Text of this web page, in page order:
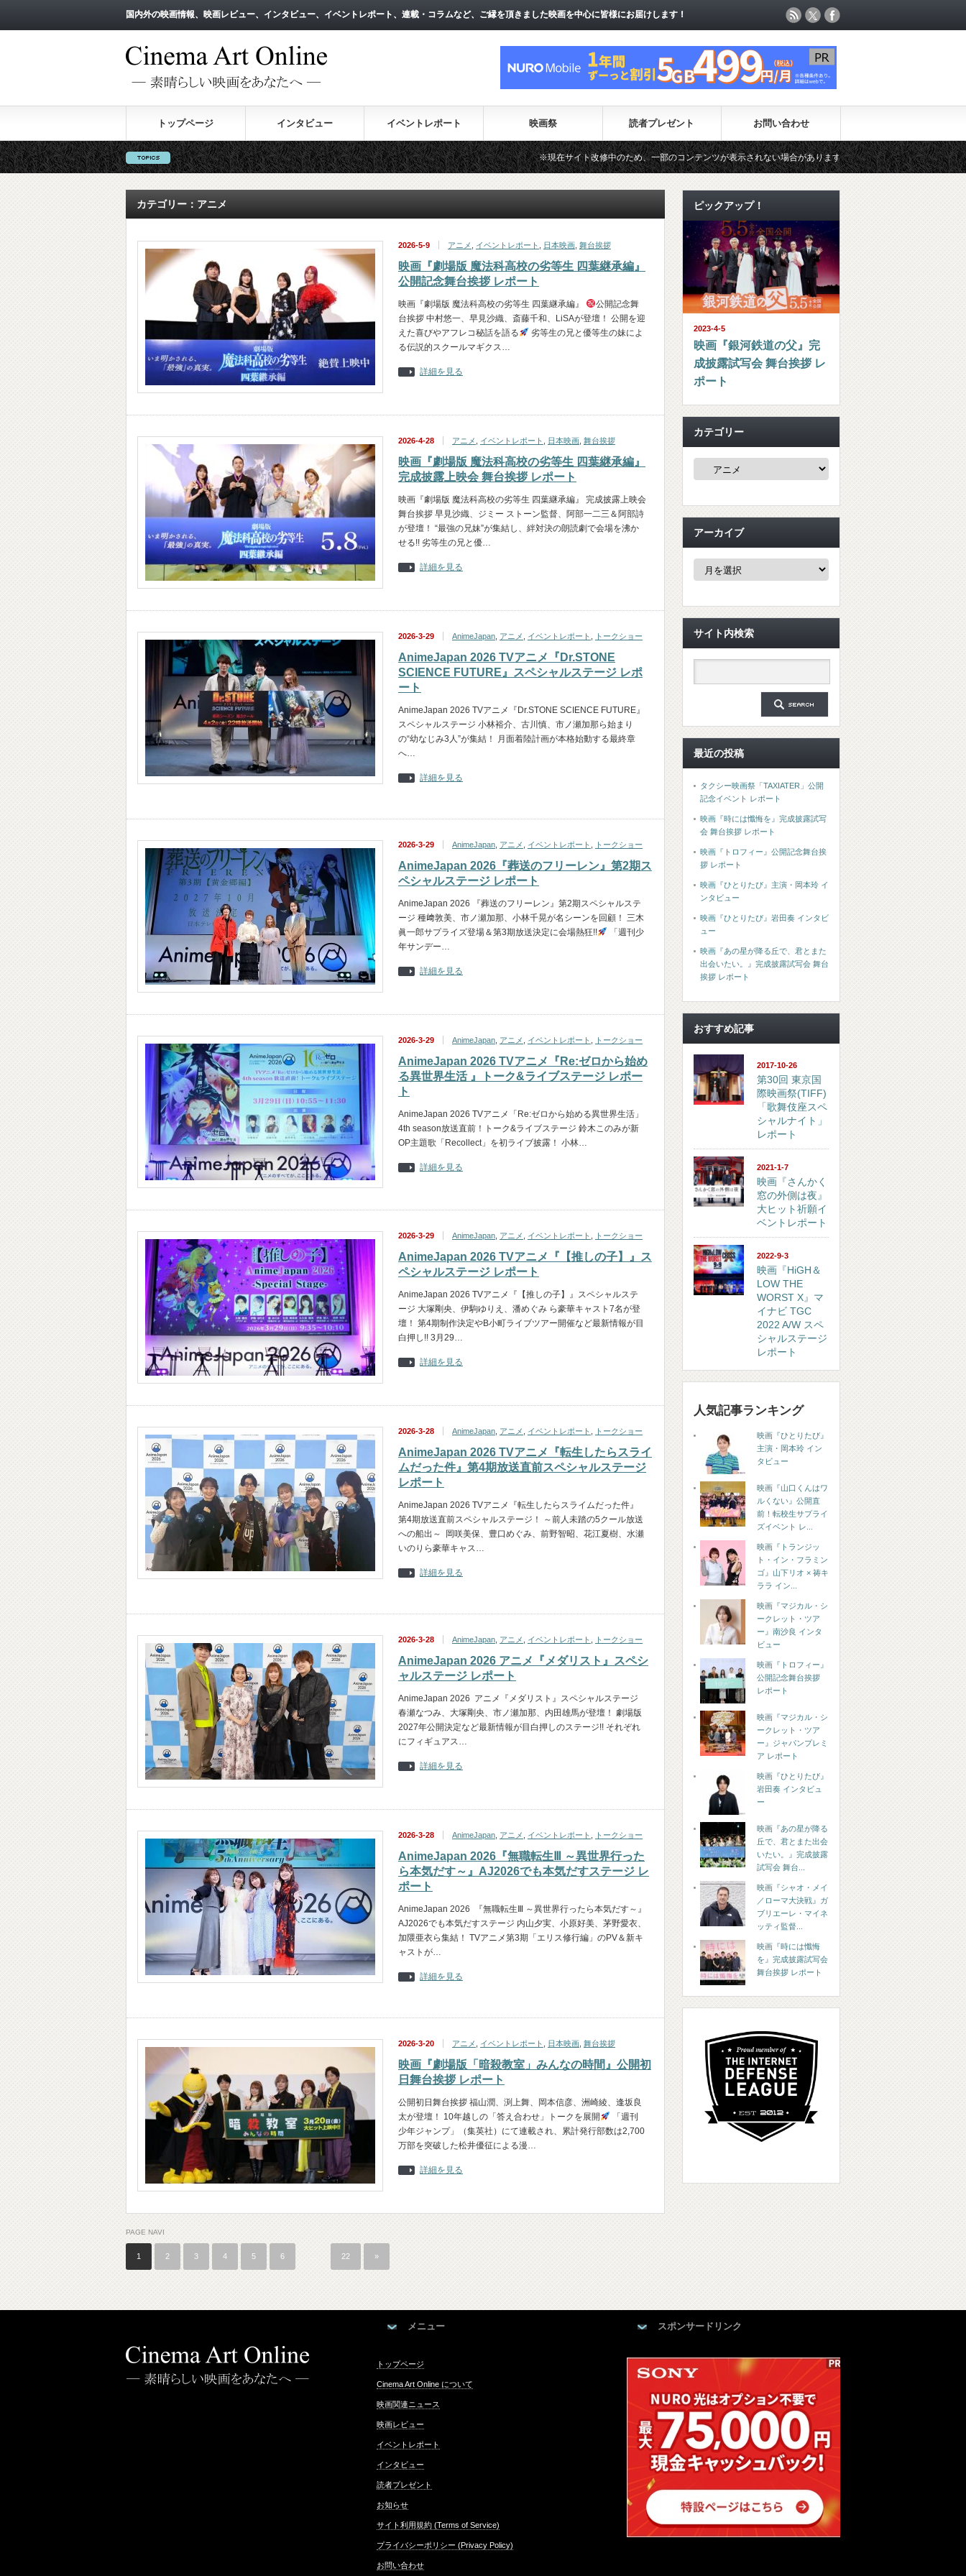
国内外の映画情報、映画レビュー、インタビュー、イベントレポート、連載・コラムなど、ご縁を頂きました映画を中心に皆様にお届けします！
国内外の映画情報、映画レビュー、インタビュー、イベントレポート、連載・コラムなど、ご縁を頂きました映画を中心に皆様にお届けします！
トップページ インタビュー イベントレポート 映画祭 読者プレゼント お問い合わせ
※現在サイト改修中のため、一部のコンテンツが表示されない場合があります。（一時的に最新コンテンツのページ更新が制
カテゴリー：アニメ
2026-5-9 アニメ イベントレポート 日本映画 舞台挨拶
映画『劇場版 魔法科高校の劣等生 四葉継承編』
公開記念舞台挨拶 レポート
映画『劇場版 魔法科高校の劣等生 四葉継承編』
公開記念舞
台挨拶 中村悠一、早見沙織、斎藤千和、LiSAが登壇！ 公開を迎
えた喜びやアフレコ秘話を語る
劣等生の兄と優等生の妹によ
る伝説的スクールマギクス…
詳細を見る
2026-4-28 アニメ イベントレポート 日本映画 舞台挨拶
映画『劇場版 魔法科高校の劣等生 四葉継承編』
完成披露上映会 舞台挨拶 レポート
映画『劇場版 魔法科高校の劣等生 四葉継承編』 完成披露上映会
舞台挨拶 早見沙織、ジミー ストーン監督、阿部一二三＆阿部詩
が登壇！ “最強の兄妹”が集結し、絆対決の朗読劇で会場を沸か
せる!! 劣等生の兄と優…
詳細を見る
2026-3-29 AnimeJapan アニメ イベントレポート トークショー
AnimeJapan 2026 TVアニメ『Dr.STONE
SCIENCE FUTURE』スペシャルステージ レポ
ート
AnimeJapan 2026 TVアニメ『Dr.STONE SCIENCE FUTURE』
スペシャルステージ 小林裕介、古川慎、市ノ瀬加那ら始まり
の“幼なじみ3人”が集結！ 月面着陸計画が本格始動する最終章
へ…
詳細を見る
2026-3-29 AnimeJapan アニメ イベントレポート トークショー
AnimeJapan 2026『葬送のフリーレン』第2期ス
ペシャルステージ レポート
AnimeJapan 2026 『葬送のフリーレン』第2期スペシャルステ
ージ 種﨑敦美、市ノ瀬加那、小林千晃が名シーンを回顧！ 三木
眞一郎サプライズ登場＆第3期放送決定に会場熱狂!!
「週刊少
年サンデー…
詳細を見る
2026-3-29 AnimeJapan アニメ イベントレポート トークショー
AnimeJapan 2026 TVアニメ『Re:ゼロから始め
る異世界生活 』トーク&ライブステージ レポー
ト
AnimeJapan 2026 TVアニメ「Re:ゼロから始める異世界生活」
4th season放送直前！トーク&ライブステージ 鈴木このみが新
OP主題歌「Recollect」を初ライブ披露！ 小林…
詳細を見る
2026-3-29 AnimeJapan アニメ イベントレポート トークショー
AnimeJapan 2026 TVアニメ『【推しの子】』ス
ペシャルステージ レポート
AnimeJapan 2026 TVアニメ『【推しの子】』スペシャルステ
ージ 大塚剛央、伊駒ゆりえ、潘めぐみ ら豪華キャスト7名が登
壇！ 第4期制作決定やB小町ライブツアー開催など最新情報が目
白押し!! 3月29…
詳細を見る
2026-3-28 AnimeJapan アニメ イベントレポート トークショー
AnimeJapan 2026 TVアニメ『転生したらスライ
ムだった件』第4期放送直前スペシャルステージ
レポート
AnimeJapan 2026 TVアニメ『転生したらスライムだった件』
第4期放送直前スペシャルステージ！ ～前人未踏の5クール放送
への船出～ 岡咲美保、豊口めぐみ、前野智昭、花江夏樹、水瀬
いのりら豪華キャス…
詳細を見る
2026-3-28 AnimeJapan アニメ イベントレポート トークショー
AnimeJapan 2026 アニメ『メダリスト』スペシ
ャルステージ レポート
AnimeJapan 2026 アニメ『メダリスト』スペシャルステージ
春瀬なつみ、大塚剛央、市ノ瀬加那、内田雄馬が登壇！ 劇場版
2027年公開決定など最新情報が目白押しのステージ!! それぞれ
にフィギュアス…
詳細を見る
2026-3-28 AnimeJapan アニメ イベントレポート トークショー
AnimeJapan 2026『無職転生Ⅲ ～異世界行った
ら本気だす～』AJ2026でも本気だすステージ レ
ポート
AnimeJapan 2026 『無職転生Ⅲ ～異世界行ったら本気だす～』
AJ2026でも本気だすステージ 内山夕実、小原好美、茅野愛衣、
加隈亜衣ら集結！ TVアニメ第3期「エリス修行編」のPV＆新キ
ャストが…
詳細を見る
2026-3-20 アニメ イベントレポート 日本映画 舞台挨拶
映画『劇場版「暗殺教室」みんなの時間』公開初
日舞台挨拶 レポート
公開初日舞台挨拶 福山潤、渕上舞、岡本信彦、洲崎綾、逢坂良
太が登壇！ 10年越しの「答え合わせ」トークを展開
「週刊
少年ジャンプ」（集英社）にて連載され、累計発行部数は2,700
万部を突破した松井優征による漫…
詳細を見る
PAGE NAVI
1 2 3 4 5 6 22 »
ピックアップ！
2023-4-5
映画『銀河鉄道の父』完
成披露試写会 舞台挨拶 レ
ポート
カテゴリー
ー
アーカイブ
ブ
サイト内検索
最近の投稿
タクシー映画祭「TAXIATER」公開
記念イベント レポート
映画『時には懺悔を』完成披露試写
会 舞台挨拶 レポート
映画『トロフィー』公開記念舞台挨
拶 レポート
映画『ひとりたび』主演・岡本玲 イ
ンタビュー
映画『ひとりたび』岩田奏 インタビ
ュー
映画『あの星が降る丘で、君とまた
出会いたい。』完成披露試写会 舞台
挨拶 レポート
おすすめ記事
2017-10-26
第30回 東京国
際映画祭(TIFF)
「歌舞伎座スペ
シャルナイト」
レポート
2021-1-7
映画『さんかく
窓の外側は夜』
大ヒット祈願イ
ベントレポート
2022-9-3
映画『HiGH＆
LOW THE
WORST X』マ
イナビ TGC
2022 A/W スペ
シャルステージ
レポート
人気記事ランキング
映画『ひとりたび』
主演・岡本玲 イン
タビュー
映画『山口くんはワ
ルくない』公開直
前！転校生サプライ
ズイベント レ...
映画『トランジッ
ト・イン・フラミン
ゴ』山下リオ × 祷キ
ララ イン...
映画『マジカル・シ
ークレット・ツア
ー』南沙良 インタ
ビュー
映画『トロフィー』
公開記念舞台挨拶
レポート
映画『マジカル・シ
ークレット・ツア
ー』ジャパンプレミ
ア レポート
映画『ひとりたび』
岩田奏 インタビュ
ー
映画『あの星が降る
丘で、君とまた出会
いたい。』完成披露
試写会 舞台...
映画『シャオ・メイ
／ローマ大決戦』ガ
ブリエーレ・マイネ
ッティ監督...
映画『時には懺悔
を』完成披露試写会
舞台挨拶 レポート
メニュー
トップページ
Cinema Art Online について
映画関連ニュース
映画レビュー
イベントレポート
インタビュー
読者プレゼント
お知らせ
サイト利用規約 (Terms of Service)
プライバシーポリシー (Privacy Policy)
お問い合わせ
スポンサードリンク